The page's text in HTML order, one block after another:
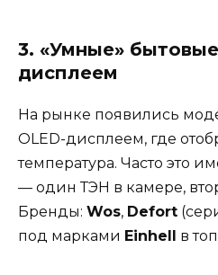
3. «Умные»
дисплеем
На рынке появились
OLED-дисплеем, где
температура. Часто это
— один ТЭН в камере,
Бренды: Wos, Defort
под марками Einhell в